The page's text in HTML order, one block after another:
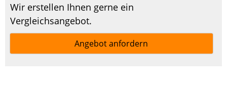
Wir erstellen Ihnen gerne ein
Vergleichsangebot.
Angebot anfordern